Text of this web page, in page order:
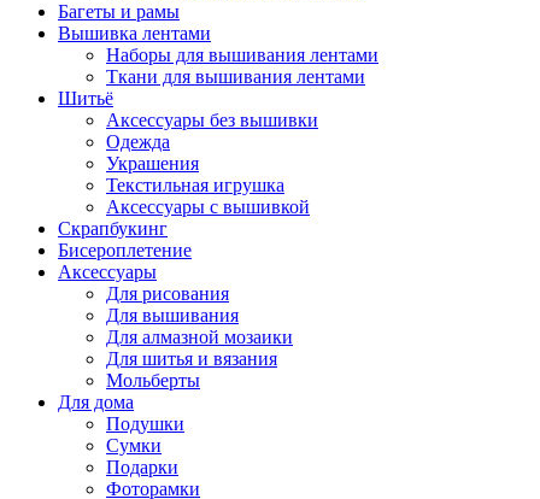
Багеты и рамы
Вышивка лентами
Наборы для вышивания лентами
Ткани для вышивания лентами
Шитьё
Аксессуары без вышивки
Одежда
Украшения
Текстильная игрушка
Аксессуары с вышивкой
Скрапбукинг
Бисероплетение
Аксессуары
Для рисования
Для вышивания
Для алмазной мозаики
Для шитья и вязания
Мольберты
Для дома
Подушки
Сумки
Подарки
Фоторамки